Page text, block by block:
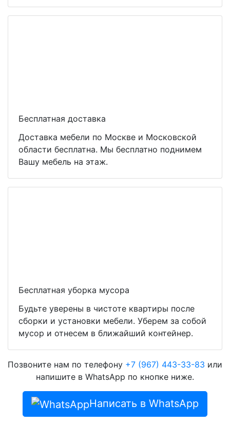
Бесплатная доставка
Доставка мебели по Москве и Московской
области бесплатна. Мы бесплатно поднимем
Вашу мебель на этаж.
Бесплатная уборка мусора
Будьте уверены в чистоте квартиры после
сборки и установки мебели. Уберем за собой
мусор и отнесем в ближайший контейнер.
Позвоните нам по телефону +7 (967) 443-33-83 или
напишите в WhatsApp по кнопке ниже.
Написать в WhatsApp